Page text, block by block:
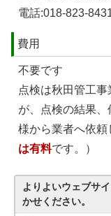
電話:018-823-
費用
不要です
点検は秋田管工
が、点検の結果
様から業者へ依頼
は有料です。）
よりよいウェブサ
かせください。